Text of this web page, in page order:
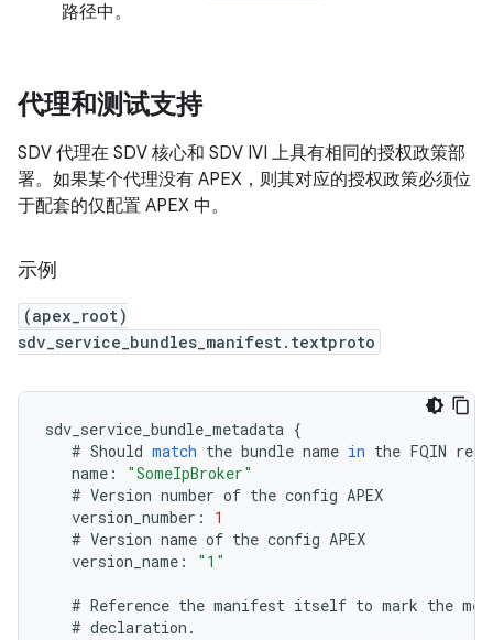
路径中。
代理和测试支持
SDV 代理在 SDV 核心和 SDV IVI 上具有相同的授权政策部
署。如果某个代理没有 APEX，则其对应的授权政策必须位
于配套的仅配置 APEX 中。
示例
(apex_root)
sdv_service_bundles_manifest.textproto
sdv_service_bundle_metadata {
# Should match the bundle name in the FQIN
name :
"SomeIpBroker"
# Version number of the config APEX
version_number :
1
# Version name of the config APEX
version_name : "1"
# Reference the manifest itself to mark the
# declaration .